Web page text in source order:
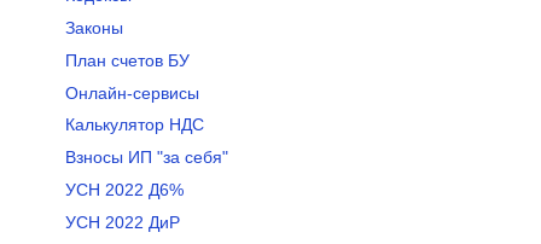
Законы
План счетов БУ
Онлайн-сервисы
Калькулятор НДС
Взносы ИП "за себя"
УСН 2022 Д6%
УСН 2022 ДиР